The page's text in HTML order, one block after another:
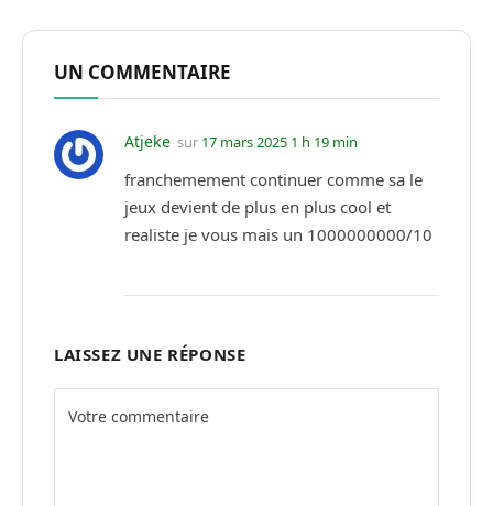
UN COMMENTAIRE
Atjeke sur 17 mars 2025 1 h 19 min
franchemement continuer comme sa le
jeux devient de plus en plus cool et
realiste je vous mais un 1000000000/10
LAISSEZ UNE RÉPONSE